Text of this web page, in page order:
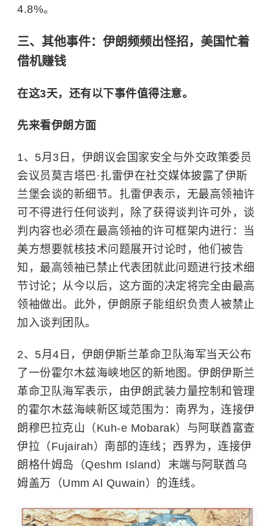
4.8%。
三、其他事件：伊朗频频出怪招，美国忙着
借机赚钱
在这3天，还有以下事件值得注意。
先来看伊朗方面
1、5月3日，伊朗议会国家安全与外交政策委员
会议员莫吉塔巴·扎雷伊在社交媒体披露了伊斯
兰堡会谈的新细节。扎雷伊表示，无最高领袖许
可不得进行任何谈判，除了获得谈判许可外，谈
判内容也必须在最高领袖的许可框架内进行：当
美方想要就核技术问题展开讨论时，他们被告
知，最高领袖已禁止代表团就此问题进行技术细
节讨论；从今以后，这方面的决定将完全由最高
领袖做出。此外，伊朗原子能组织负责人被禁止
加入谈判团队。
2、5月4日，伊朗伊斯兰革命卫队海军当天公布
了一份霍尔木兹海峡地区的新地图。伊朗伊斯兰
革命卫队海军表示，由伊朗武装力量控制和管理
的霍尔木兹海峡新区域范围为：南界为，连接伊
朗穆巴拉克山（Kuh-e Mobarak）与阿联酋富查
伊拉（Fujairah）南部的连线；西界为，连接伊
朗格什姆岛（Qeshm Island）末端与阿联酋乌
姆盖万（Umm Al Quwain）的连线。